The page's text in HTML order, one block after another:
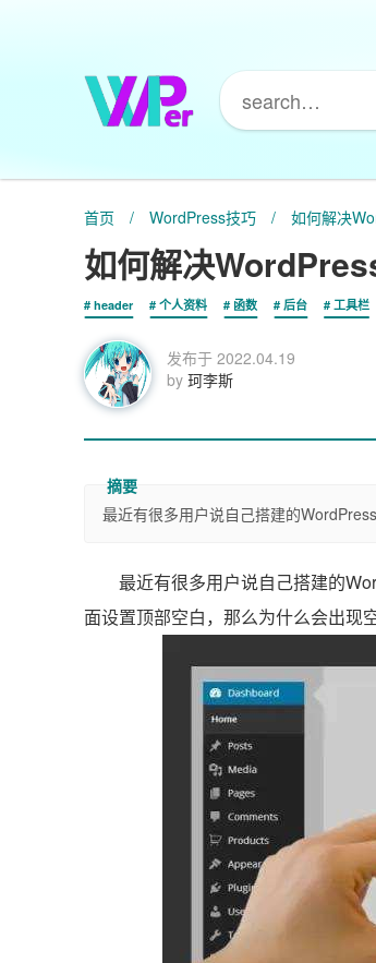
首页 / WordPress技巧 / 如何解决
如何解决
header 个人资料 函数 后台 工具栏
发布于 2022.04.19
by 珂李斯
最近有很多用户说自己搭建的
最近有很多用户说自己搭建的
面设置顶部空白，那么为什么会出现